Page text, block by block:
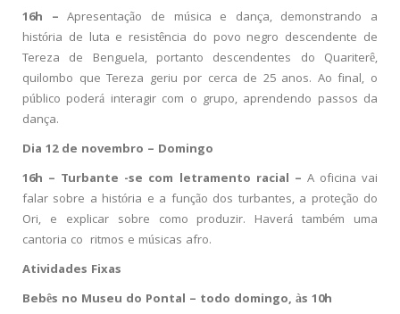
16h –Apresentação de música e dança, demonstrando a
história de luta e resistência do povo negro descendente de
Tereza de Benguela, portanto descendentes do Quariterê,
quilombo que Tereza geriu por cerca de 25 anos. Ao final, o
público poderá interagir com o grupo, aprendendo passos da
dança.
Dia 12 de novembro – Domingo
16h – Turbante -se com letramento racial – A oficina vai
falar sobre a história e a função dos turbantes, a proteção do
Ori, e explicar sobre como produzir. Haverá também uma
cantoria co ritmos e músicas afro.
Atividades Fixas
Bebês no Museu do Pontal – todo domingo, às 10h